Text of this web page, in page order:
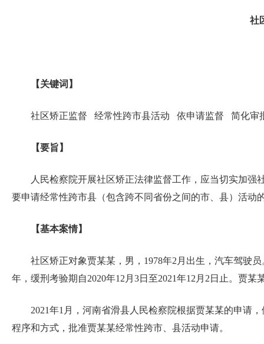
社
【关键词】
社区矫正监督 经常性跨市县活动 依申请监督 简化
【要旨】
人民检察院开展社区矫正法律监督工作，应当切实加
要申请经常性跨市县（包含跨不同省份之间的市、县）活
【基本案情】
社区矫正对象贾某某，男，1978年2月出生，汽车驾驶
年，缓刑考验期自2020年12月3日至2021年12月2日止。贾
2021年1月，河南省滑县人民检察院根据贾某某的申请
程序和方式，批准贾某某经常性跨市、县活动申请。